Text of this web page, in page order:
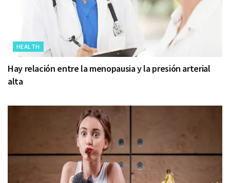
HEALTH
Hay relación entre la menopausia y la presión arterial
alta